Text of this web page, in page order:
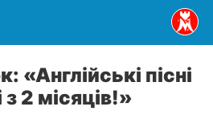
«Англійські пісні
2 місяців!»